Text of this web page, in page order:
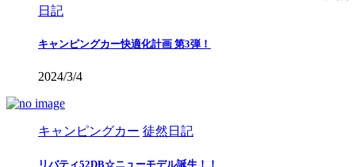
日記
キャンピングカー快適化計画 第3弾！
2024/3/4
キャンピングカー 徒然日記
リバティ52DB☆ニューモデル誕生！！